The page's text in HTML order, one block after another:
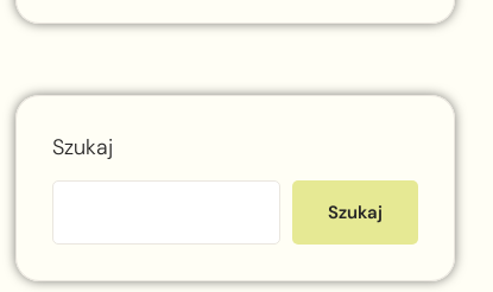
Szukaj
Szukaj